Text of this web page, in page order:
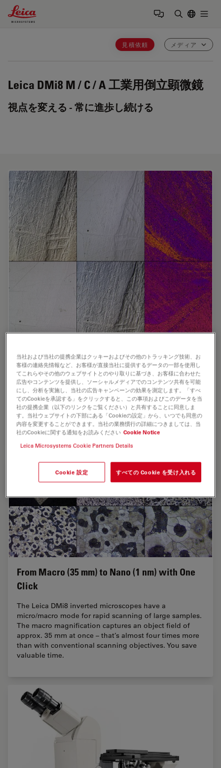
Leica Microsystems Logo
見積依頼 メディア
Leica DMi8 M / C / A 工業用倒立顕微鏡
視点を変える - 常に進歩し続ける
Six contrast methods in one system
View your sample in top resolution from any angle –
and improve the accuracy of your inspection results
within a fraction of time.
UC-3D Illumination offered only by Leica Microsystems
From Macro (35 mm) to Nano (1 nm) with One
Click
The Leica DMi8 inverted microscopes have a
micro/macro mode for rapid scanning of large samples.
The macro magnification captures an object field of
approx. 35 mm at once – that’s almost four times more
than with conventional scanning objectives. You save
valuable time.
当社および当社の提携企業はクッキーおよびその他のトラッキング技術、お
客様の連絡先情報など、お客様が直接当社に提供するデータの一部を使用し
てこれらやその他のウェブサイトとのやり取りに基づき、お客様に合わせた
広告やコンテンツを提供し、ソーシャルメディアでのコンテンツ共有を可能
にし、分析を実施し、当社の広告キャンペーンの効果を測定します。「すべ
てのCookieを承認する」をクリックすると、この事項およびこのデータを当
社の提携企業（以下のリンクをご覧ください）と共有することに同意しま
す。当社ウェブサイトの下部にある「Cookieの設定」から、いつでも同意の
内容を変更することができます。当社の業務慣行の詳細につきましては、当
社のCookieに関する通知をお読みください Cookie Notice
Leica Microsystems Cookie Partners Details
Cookie 設定 すべての Cookie を受け入れる